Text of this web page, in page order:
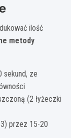
ilość
metody
sekund, ze
(2 łyżeczki
przez 15-20